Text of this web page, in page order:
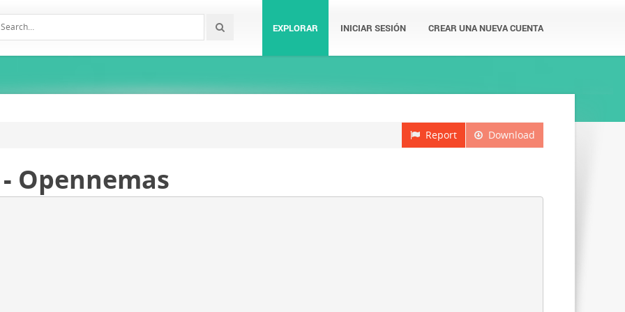
EXPLORAR INICIAR SESIÓN CREAR UNA NUEVA CUENTA
Download
Report
- Opennemas